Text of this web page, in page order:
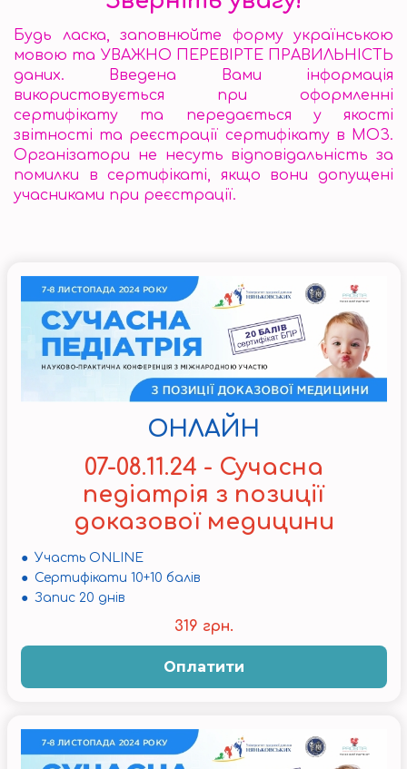
Будь ласка, заповнюйте форму українською
мовою та УВАЖНО ПЕРЕВІРТЕ ПРАВИЛЬНІСТЬ
даних. Введена Вами інформація
використовується при оформленні
сертифікату та передається у якості
звітності та реєстрації сертифікату в МОЗ.
Організатори не несуть відповідальність за
помилки в сертифікаті, якщо вони допущені
учасниками при реєстрації.
ОНЛАЙН
07-08.11.24 - Сучасна
педіатрія з позиції
доказової медицини
● Участь ONLINE
● Сертифікати 10+10 балів
● Запис 20 днів
319 грн.
Оплатити